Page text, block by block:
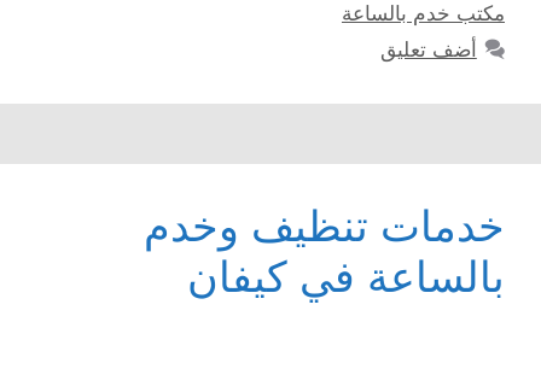
مكتب خدم بالساعة
أضف تعليق
خدمات تنظيف وخدم
بالساعة في كيفان